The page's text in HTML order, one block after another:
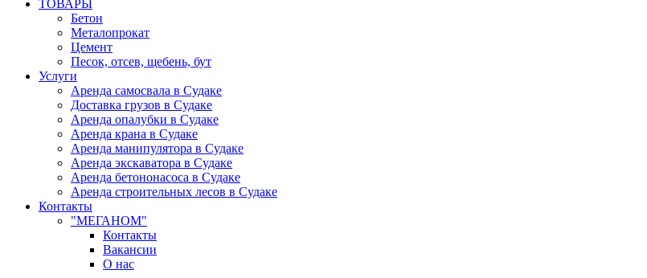
ТОВАРЫ
Бетон
Металопрокат
Цемент
Песок, отсев, щебень, бут
Услуги
Аренда самосвала в Судаке
Доставка грузов в Судаке
Аренда опалубки в Судаке
Аренда крана в Судаке
Аренда манипулятора в Судаке
Аренда экскаватора в Судаке
Аренда бетононасоса в Судаке
Аренда строительных лесов в Судаке
Контакты
"МЕГАНОМ"
Контакты
Вакансии
О нас